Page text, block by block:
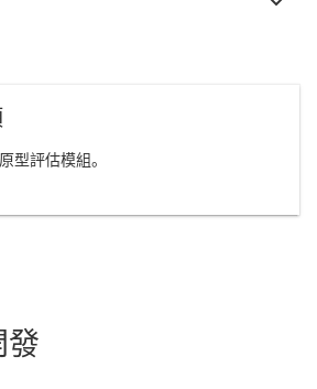
活資料速率的汽車故障保護 CAN 收發
型評估模組。
發